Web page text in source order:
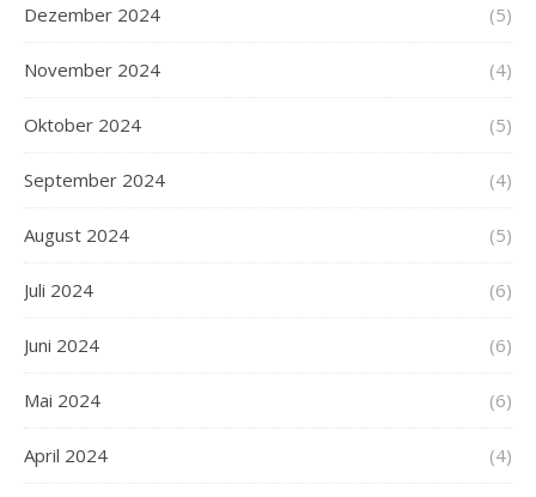
Dezember 2024 (5)
November 2024 (4)
Oktober 2024 (5)
September 2024 (4)
August 2024 (5)
Juli 2024 (6)
Juni 2024 (6)
Mai 2024 (6)
April 2024 (4)